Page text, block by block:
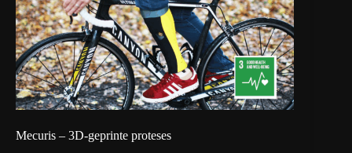
Mecuris – 3D-geprinte proteses